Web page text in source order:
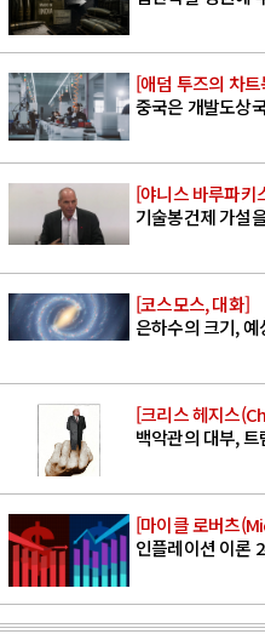
[애덤 투즈의 차트
중국은 개발도상
[야니스 바루파
기술봉건제 가설
[코스모스, 대화]
은하수의 크기,
[크리스 헤지스
백악관의 대부,
[마이클 로버츠
인플레이션 이론